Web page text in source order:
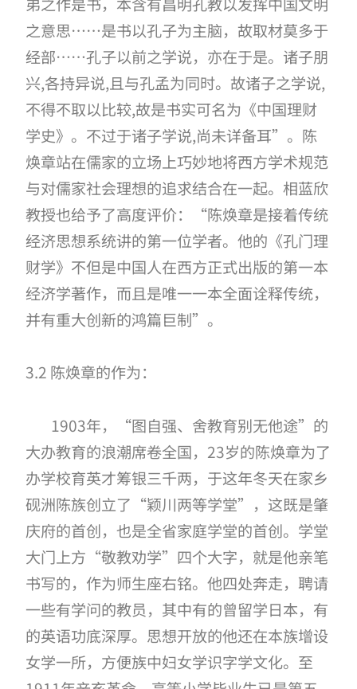
之意思……是书以孔子为主脑，故取材莫多于
经部……孔子以前之学说，亦在于是。诸子朋
兴,各持异说,且与孔孟为同时。故诸子之学说,
不得不取以比较,故是书实可名为《中国理财
学史》。不过于诸子学说,尚未详备耳”。陈
焕章站在儒家的立场上巧妙地将西方学术规范
与对儒家社会理想的追求结合在一起。相蓝欣
教授也给予了高度评价：“陈焕章是接着传统
经济思想系统讲的第一位学者。他的《孔门理
财学》不但是中国人在西方正式出版的第一本
经济学著作，而且是唯一一本全面诠释传统，
并有重大创新的鸿篇巨制”。
3.2 陈焕章的作为：
1903年，“图自强、舍教育别无他途”的
大办教育的浪潮席卷全国， 23岁的陈焕章为了
办学校育英才筹银三千两，于这年冬天在家乡
砚洲陈族创立了“颖川两等学堂”，这既是肇
庆府的首创，也是全省家庭学堂的首创。学堂
大门上方“敬教劝学”四个大字，就是他亲笔
书写的，作为师生座右铭。他四处奔走，聘请
一些有学问的教员，其中有的曾留学日本，有
的英语功底深厚。思想开放的他还在本族增设
女学一所，方便族中妇女学识字学文化。至